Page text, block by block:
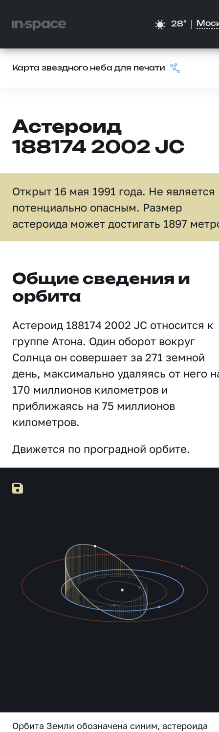
28°
Карта звездного неба для печати
Астероид
188174 2002 JC
Открыт 16 мая 1991 года. Не является
потенциально опасным. Размер
астероида может достигать 1897
Общие сведения и
орбита
Астероид 188174 2002 JC относится к
группе Атона. Один оборот вокруг
Солнца он совершает за 271 земной
день, максимально удаляясь от него
170 миллионов километров и
приближаясь на 75 миллионов
километров.
Движется по проградной орбите.
Орбита Земли обозначена синим, астероида